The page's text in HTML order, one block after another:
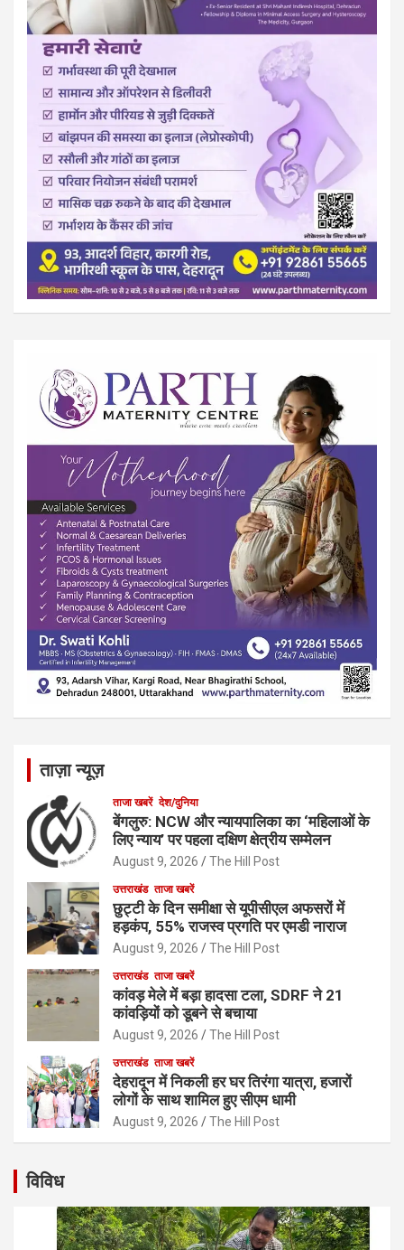
ताज़ा न्यूज़
ताजा खबरें देश/दुनिया
बेंगलुरु: NCW और न्यायपालिका का ‘महिलाओं के
लिए न्याय’ पर पहला दक्षिण क्षेत्रीय सम्मेलन
August 9, 2026 The Hill Post
उत्तराखंड ताजा खबरें
छुट्टी के दिन समीक्षा से यूपीसीएल अफसरों में
हड़कंप, 55% राजस्व प्रगति पर एमडी नाराज
August 9, 2026 The Hill Post
उत्तराखंड ताजा खबरें
कांवड़ मेले में बड़ा हादसा टला, SDRF ने 21
कांवड़ियों को डूबने से बचाया
August 9, 2026 The Hill Post
उत्तराखंड ताजा खबरें
देहरादून में निकली हर घर तिरंगा यात्रा, हजारों
लोगों के साथ शामिल हुए सीएम धामी
August 9, 2026 The Hill Post
विविध